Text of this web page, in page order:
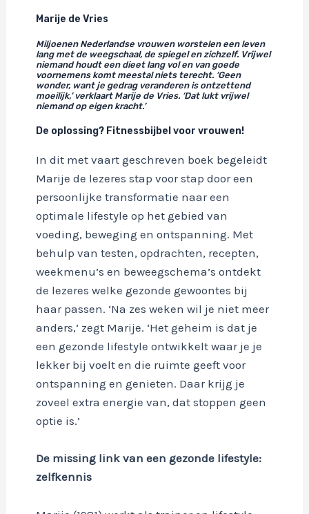
Marije de Vries
Miljoenen Nederlandse vrouwen worstelen een leven
lang met de weegschaal, de spiegel en zichzelf. Vrijwel
niemand houdt een dieet lang vol en van goede
voornemens komt meestal niets terecht. ‘Geen
wonder, want je gedrag veranderen is ontzettend
moeilijk,’ verklaart Marije de Vries. ‘Dat lukt vrijwel
niemand op eigen kracht.’
De oplossing? Fitnessbijbel voor vrouwen!
In dit met vaart geschreven boek begeleidt
Marije de lezeres stap voor stap door een
persoonlijke transformatie naar een
optimale lifestyle op het gebied van
voeding, beweging en ontspanning. Met
behulp van testen, opdrachten, recepten,
weekmenu’s en beweegschema’s ontdekt
de lezeres welke gezonde gewoontes bij
haar passen. ‘Na zes weken wil je niet meer
anders,’ zegt Marije. ‘Het geheim is dat je
een gezonde lifestyle ontwikkelt waar je je
lekker bij voelt en die ruimte geeft voor
ontspanning en genieten. Daar krijg je
zoveel extra energie van, dat stoppen geen
optie is.’
De missing link van een gezonde lifestyle:
zelfkennis